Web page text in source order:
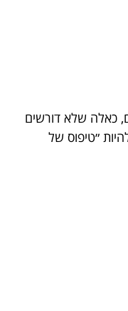
כאלה שלא דורשים
״טיפוס של